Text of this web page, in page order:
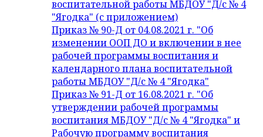
воспитательной работы МБДОУ "Д/с № 4
"Ягодка" (с приложением)
Приказ № 90-Д от 04.08.2021 г. "Об
изменении ООП ДО и включении в нее
рабочей программы воспитания и
календарного плана воспитательной
работы МБДОУ "Д/с № 4 "Ягодка"
Приказ № 91-Д от 16.08.2021 г. "Об
утверждении рабочей программы
воспитания МБДОУ "Д/с № 4 "Ягодка" и
Рабочую программу воспитания